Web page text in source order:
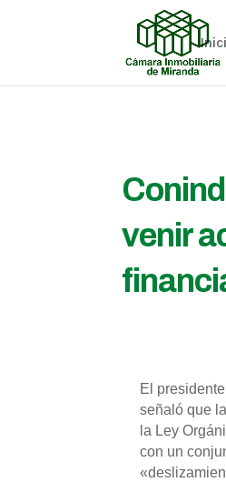
venir
El
señaló que
la Ley
con un